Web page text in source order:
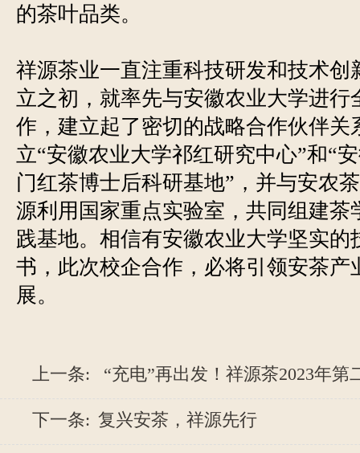
的茶叶品类。
祥源茶业一直注重科技研发和技术创
立之初，就率先与安徽农业大学进行
作，建立起了密切的战略合作伙伴关
立“安徽农业大学祁红研究中心”和“
门红茶博士后科研基地”，并与安农
源利用国家重点实验室，共同组建茶
践基地。相信有安徽农业大学坚实的
书，此次校企合作，必将引领安茶产
展。
上一条: “充电”再出发！祥源茶2023年第
下一条: 复兴安茶，祥源先行